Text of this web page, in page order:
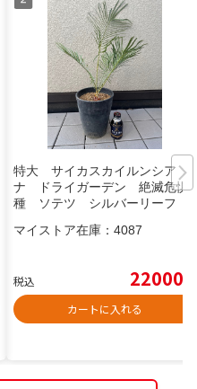
特大 サイカスカイルンシア
ナ ドライガーデン 絶滅危惧
種 ソテツ シルバーリーフ
マイストア在庫： 4087
税込 22000
カートに入れる